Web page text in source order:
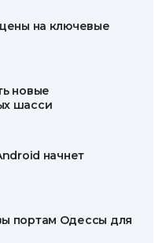
на ключевые
новые
шасси
начнет
портам Одессы для